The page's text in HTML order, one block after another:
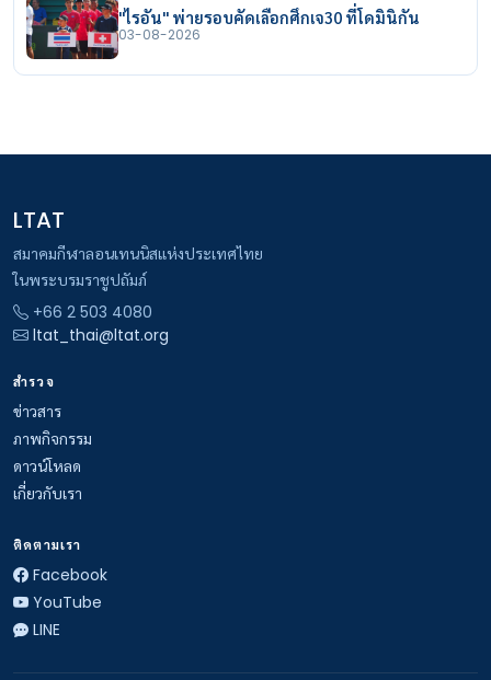
"ไรอัน" พ่ายรอบคัดเลือกศึกเจ30 ที่โดมินิกัน
03-08-2026
LTAT
สมาคมกีฬาลอนเทนนิสแห่งประเทศไทย
ในพระบรมราชูปถัมภ์
+66 2 503 4080
ltat_thai@ltat.org
สำรวจ
ข่าวสาร
ภาพกิจกรรม
ดาวน์โหลด
เกี่ยวกับเรา
ติดตามเรา
Facebook
YouTube
LINE